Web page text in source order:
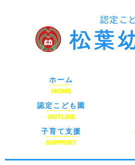
ホーム
HOME
認定こども園
OUTLINE
子育て支援
SUPPORT